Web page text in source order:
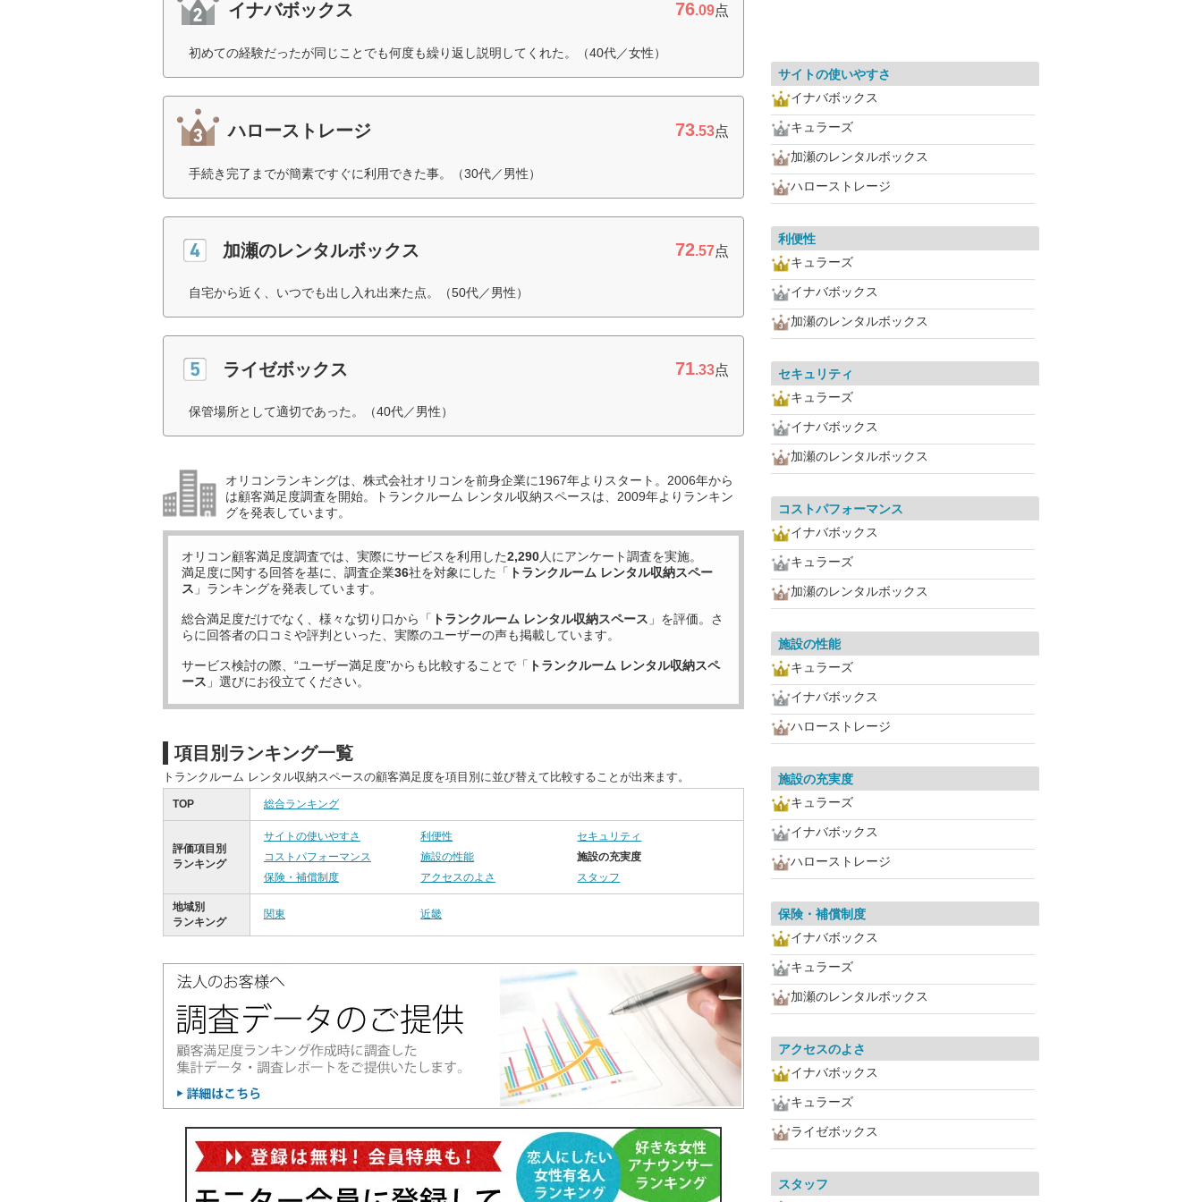
イナバボックス 76.09点
初めての経験だったが同じことでも何度も繰り返し説明してくれた。（40代／女性）
ハローストレージ 73.53点
手続き完了までが簡素ですぐに利用できた事。（30代／男性）
加瀬のレンタルボックス 72.57点
自宅から近く、いつでも出し入れ出来た点。（50代／男性）
ライゼボックス 71.33点
保管場所として適切であった。（40代／男性）
オリコンランキングは、株式会社オリコンを前身企業に1967年よりスタート。2006年から
は顧客満足度調査を開始。トランクルーム レンタル収納スペースは、2009年よりランキン
グを発表しています。
オリコン顧客満足度調査では、実際にサービスを利用した2,290人にアンケート調査を実施。
満足度に関する回答を基に、調査企業36社を対象にした「 トランクルーム レンタル収納スペー
ス 」ランキングを発表しています。
総合満足度だけでなく、様々な切り口から「 トランクルーム レンタル収納スペース 」を評価。さ
らに回答者の口コミや評判といった、実際のユーザーの声も掲載しています。
サービス検討の際、“ユーザー満足度”からも比較することで「 トランクルーム レンタル収納スペ
ース 」選びにお役立てください。
項目別ランキング一覧
トランクルーム レンタル収納スペースの顧客満足度を項目別に並び替えて比較することが出来ます。
TOP 総合ランキング
評価項目別
ランキング
サイトの使いやすさ 利便性
セキュリティ
コストパフォーマンス
施設の性能
施設の充実度
保険・補償制度
アクセスのよさ スタッフ
地域別
ランキング
関東 近畿
サイトの使いやすさ
イナバボックス
キュラーズ
加瀬のレンタルボックス
ハローストレージ
利便性
キュラーズ
イナバボックス
加瀬のレンタルボックス
セキュリティ
キュラーズ
イナバボックス
加瀬のレンタルボックス
コストパフォーマンス
イナバボックス
キュラーズ
加瀬のレンタルボックス
施設の性能
キュラーズ
イナバボックス
ハローストレージ
施設の充実度
キュラーズ
イナバボックス
ハローストレージ
保険・補償制度
イナバボックス
キュラーズ
加瀬のレンタルボックス
アクセスのよさ
イナバボックス
キュラーズ
ライゼボックス
スタッフ